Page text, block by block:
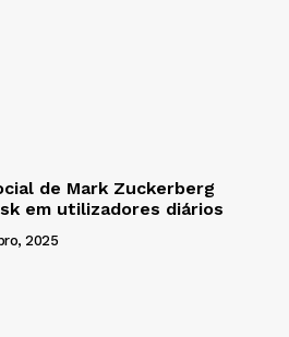
de Mark Zuckerberg
em utilizadores diários
2025